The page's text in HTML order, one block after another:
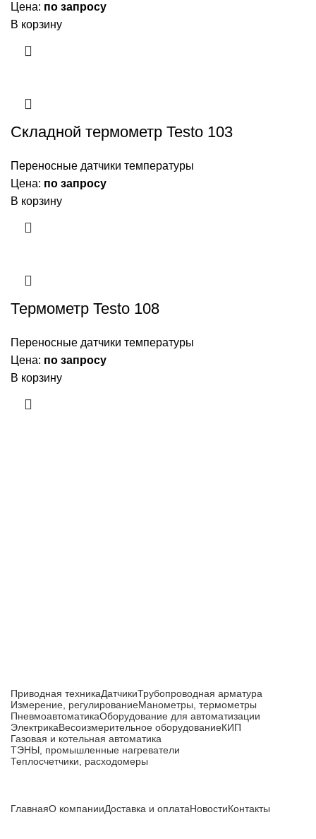
Цена: по запросу
В корзину
Складной термометр Testo 103
Переносные датчики температуры
Цена: по запросу
В корзину
Термометр Testo 108
Переносные датчики температуры
Цена: по запросу
В корзину
Приводная техникаДатчикиТрубопроводная арматура
Измерение, регулированиеМанометры, термометры
ПневмоавтоматикаОборудование для автоматизации
ЭлектрикаВесоизмерительное оборудованиеКИП
Газовая и котельная автоматика
ТЭНЫ, промышленные нагреватели
Теплосчетчики, расходомеры
ГлавнаяО компанииДоставка и оплатаНовостиКонтакты